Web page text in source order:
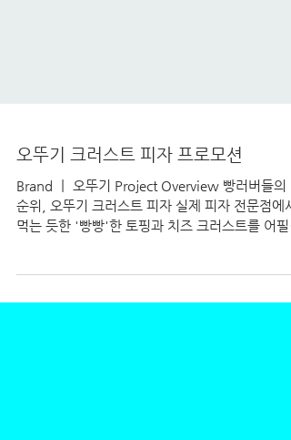
오뚜기 크러스트 피자 프로모션
Brand ㅣ 오뚜기 Project Overview 빵러버들의
사 온라인몰과 연계하는 페이지 구성으로 매출 증